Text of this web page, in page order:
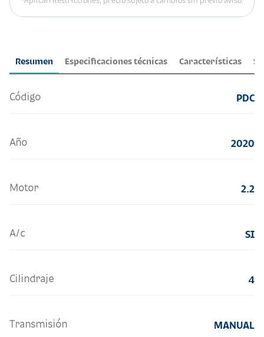
Resumen Especificaciones técnicas Características
Código PDC
Año 2020
Motor 2.2
A/c SI
Cilindraje 4
Transmisión MANUAL